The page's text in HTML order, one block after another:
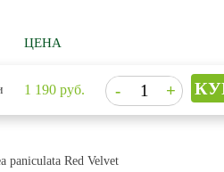
ЦЕНА
1 190 руб.
paniculata Red Velvet